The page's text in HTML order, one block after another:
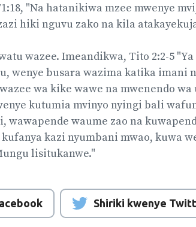
"Na hatanikiwa mzee mwenye
hiki nguvu zako na kila
wazee. Imeandikwa, Tito 2:2-5
wenye busara wazima katika imani
wa kike wawe na mwenendo
kutumia mvinyo nyingi bali
wawapende waume zao na
kazi nyumbani mwao, kuwa
lisitukanwe."
Shiriki kwenye